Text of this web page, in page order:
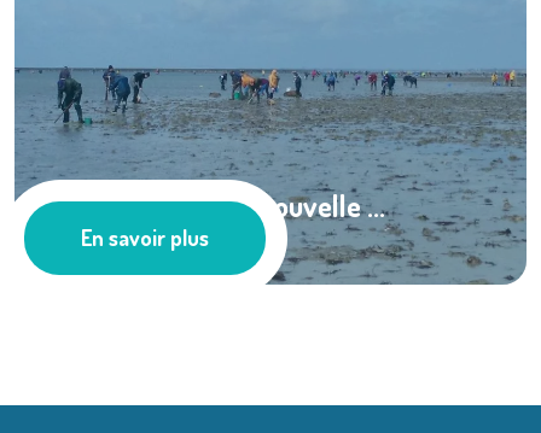
Pêche à pied, une nouvelle ...
Les actus
En savoir plus